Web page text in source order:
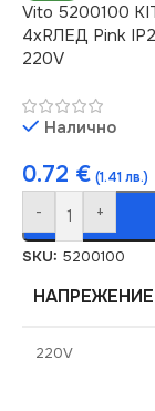
Vito 5200100
4xRЛЕД Pink
220V
Налично
0.72 € (1.41 лв.)
- +
SKU: 5200100
НАПРЕЖЕНИЕ
220V